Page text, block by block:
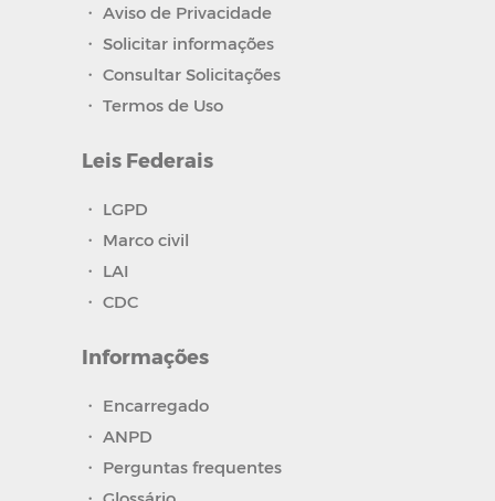
・ Aviso de Privacidade
・ Solicitar informações
・ Consultar Solicitações
・ Termos de Uso
Leis Federais
・ LGPD
・ Marco civil
・ LAI
・ CDC
Informações
・ Encarregado
・ ANPD
・ Perguntas frequentes